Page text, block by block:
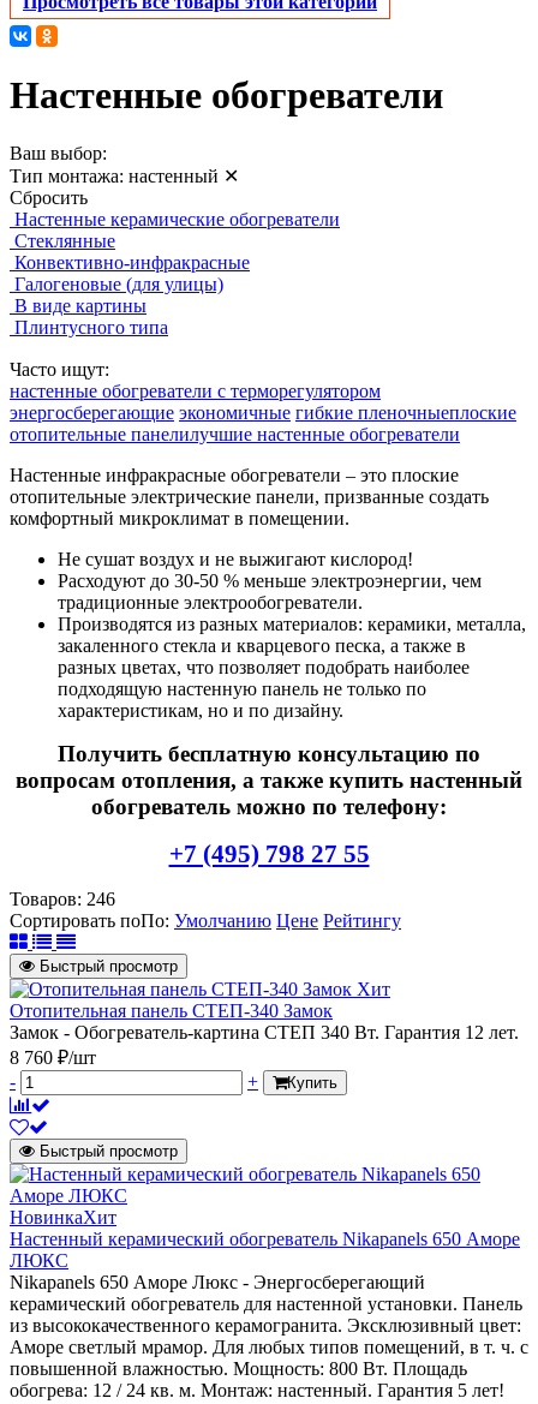
Настенные обогреватели
Ваш выбор:
Тип монтажа: настенный ✕
Сбросить
Настенные керамические обогреватели
Стеклянные
Конвективно-инфракрасные
Галогеновые (для улицы)
В виде картины
Плинтусного типа
Часто ищут:
настенные обогреватели с терморегулятором
энергосберегающие экономичные гибкие пленочныеплоские
отопительные панелилучшие настенные обогреватели
Настенные инфракрасные обогреватели – это плоские
отопительные электрические панели, призванные создать
комфортный микроклимат в помещении.
Не сушат воздух и не выжигают кислород!
Расходуют до 30-50 % меньше электроэнергии, чем
традиционные электрообогреватели.
Производятся из разных материалов: керамики, металла,
закаленного стекла и кварцевого песка, а также в
разных цветах, что позволяет подобрать наиболее
подходящую настенную панель не только по
характеристикам, но и по дизайну.
Получить бесплатную консультацию по
вопросам отопления, а также купить настенный
обогреватель можно по телефону:
+7 (495) 798 27 55
Товаров: 246
Сортировать поПо: Умолчанию Цене Рейтингу
Быстрый просмотр
Хит
Отопительная панель СТЕП-340 Замок
Замок - Обогреватель-картина СТЕП 340 Вт. Гарантия 12 лет.
8 760 ₽/шт
-
+ Купить
Быстрый просмотр
НовинкаХит
Настенный керамический обогреватель Nikapanels 650 Аморе
ЛЮКС
Nikapanels 650 Аморе Люкс - Энергосберегающий
керамический обогреватель для настенной установки. Панель
из высококачественного керамогранита. Эксклюзивный цвет:
Аморе светлый мрамор. Для любых типов помещений, в т. ч. с
повышенной влажностью. Мощность: 800 Вт. Площадь
обогрева: 12 / 24 кв. м. Монтаж: настенный. Гарантия 5 лет!